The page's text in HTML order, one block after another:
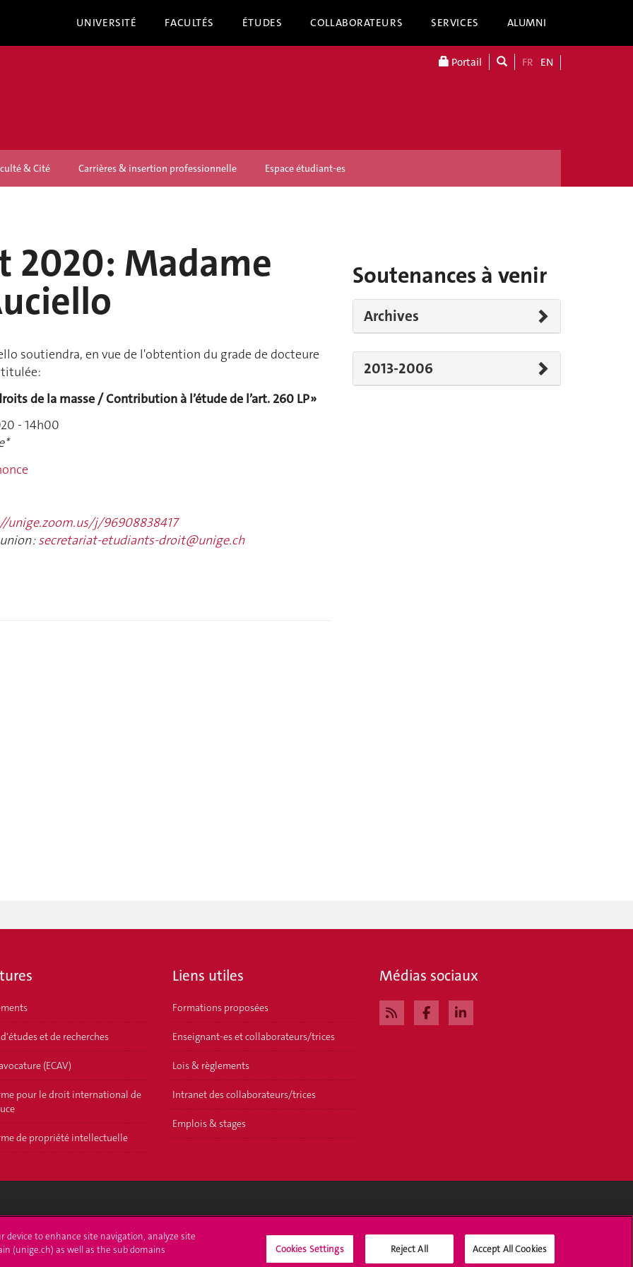
UNIVERSITÉ FACULTÉS ÉTUDES COLLABORATEURS SERVICES ALUMNI
Portail FR EN
& Cité Carrières & insertion professionnelle Espace étudiant-es
2020: Madame
soutiendra, en vue de l'obtention du grade de docteure
de la masse / Contribution à l’étude de l’art. 260 LP »
- 14h00
unige.zoom.us/j/96908838417
:secretariat-etudiants-droit@unige.ch
Soutenances à venir
Archives
2013-2006
et de recherches
(ECAV)
pour le droit international de
de propriété intellectuelle
Liens utiles
Formations proposées
Enseignant-es et collaborateurs/trices
Lois & règlements
Intranet des collaborateurs/trices
Emplois & stages
Médias sociaux
device to enhance site navigation, analyze site
(unige.ch) as well as the sub domains
Cookies Settings Reject All Accept All Cookies